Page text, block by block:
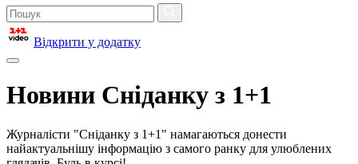
Відкрити у додатку
Новини Сніданку з 1+1
Журналісти "Сніданку з 1+1" намагаються донести
найактуальнішу інформацію з самого ранку для улюблених